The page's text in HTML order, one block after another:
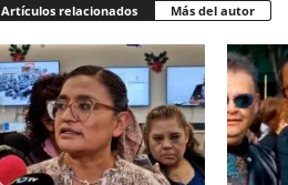
Artículos relacionados Más del autor